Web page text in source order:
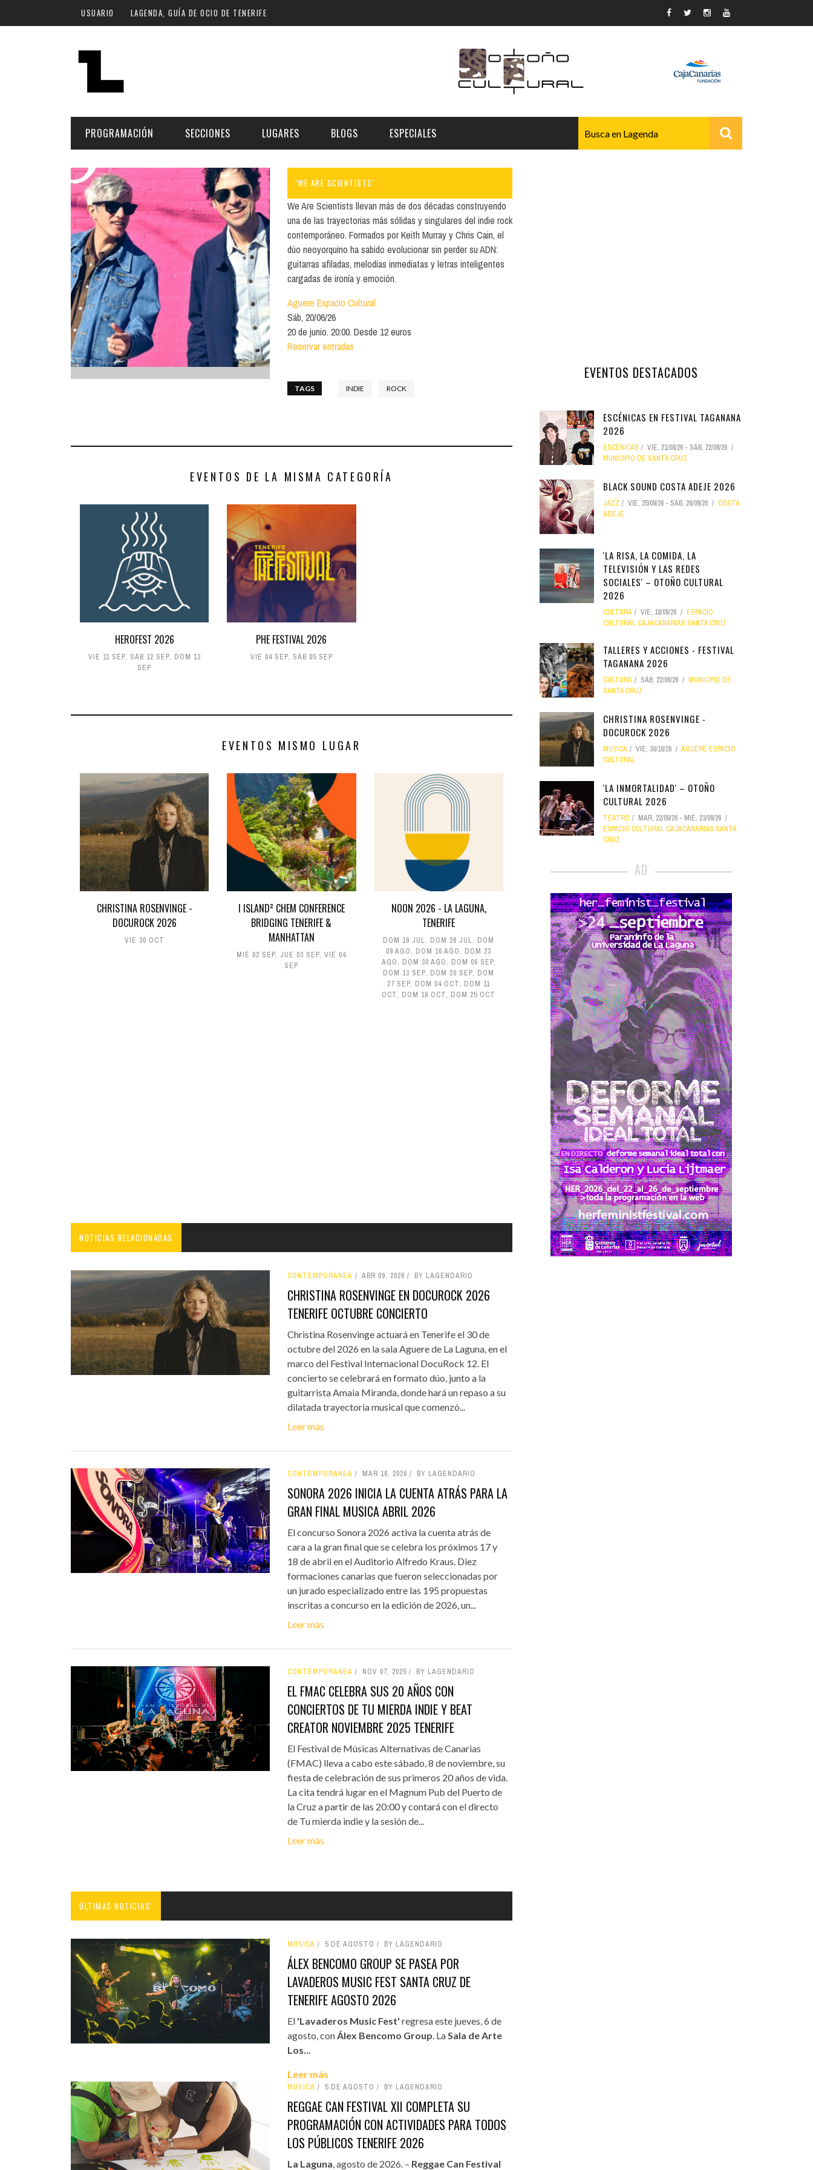
Pasar al contenido principal
USUARIO LAGENDA, GUÍA DE OCIO DE TENERIFE
PROGRAMACIÓN
FECHA
Hoy
Plan Finde
LUGAR
Norte
Santa Cruz | La Laguna
Islas
Cultura
Deporte y Naturaleza
SECCIONES
MÚSICA
ESCÉNICAS
CULTURA
GASTRONOMÍA
INFANTIL
LUGARES
ARTE | MUSEOS
SALAS Y AUDITORIOS
ESPACIOS CULTURALES
NOCHE
LOCALES CON ACTUACIONES
COMERCIO
GASTRO
FORMATIVO
BLOGS ESPECIALES
FESTIVAL TAGANANA 2026
TENERIFE PHE FESTIVAL 2026
XXVII VERANO DE CUENTO
'WE ARE SCIENTISTS'
We Are Scientists llevan más de dos décadas construyendo
una de las trayectorias más sólidas y singulares del indie rock
contemporáneo. Formados por Keith Murray y Chris Cain, el
dúo neoyorquino ha sabido evolucionar sin perder su ADN:
guitarras afiladas, melodías inmediatas y letras inteligentes
cargadas de ironía y emoción.
Aguere Espacio Cultural
Sáb, 20/06/26
20 de junio. 20:00. Desde 12 euros
Reservar entradas
TAGS INDIE ROCK
EVENTOS DE LA MISMA CATEGORÍA
HEROFEST 2026
VIE 11 SEP, SÁB 12 SEP, DOM 13
SEP
PHE FESTIVAL 2026
VIE 04 SEP, SÁB 05 SEP
EVENTOS MISMO LUGAR
CHRISTINA ROSENVINGE -
DOCUROCK 2026
VIE 30 OCT
I ISLAND² CHEM CONFERENCE
BRIDGING TENERIFE &
MANHATTAN
MIÉ 02 SEP, JUE 03 SEP,VIE 04
SEP
NOON 2026 - LA LAGUNA,
TENERIFE
DOM 19 JUL, DOM 26 JUL, DOM
09 AGO, DOM 16 AGO, DOM 23
AGO, DOM 30 AGO, DOM 06 SEP,
DOM 13 SEP, DOM 20 SEP, DOM
27 SEP, DOM 04 OCT, DOM 11
OCT, DOM 18 OCT, DOM 25 OCT
NOTICIAS RELACIONADAS
CONTEMPORÁNEA ABR 09, 2026 BY LAGENDARIO
CHRISTINA ROSENVINGE EN DOCUROCK 2026
TENERIFE OCTUBRE CONCIERTO
Christina Rosenvinge actuará en Tenerife el 30 de
octubre del 2026 en la sala Aguere de La Laguna, en el
marco del Festival Internacional DocuRock 12. El
concierto se celebrará en formato dúo, junto a la
guitarrista Amaia Miranda, donde hará un repaso a su
dilatada trayectoria musical que comenzó...
Leer más
CONTEMPORÁNEA MAR 18, 2026 BY LAGENDARIO
SONORA 2026 INICIA LA CUENTA ATRÁS PARA LA
GRAN FINAL MUSICA ABRIL 2026
El concurso Sonora 2026 activa la cuenta atrás de
cara a la gran final que se celebra los próximos 17 y
18 de abril en el Auditorio Alfredo Kraus. Diez
formaciones canarias que fueron seleccionadas por
un jurado especializado entre las 195 propuestas
inscritas a concurso en la edición de 2026, un...
Leer más
CONTEMPORÁNEA NOV 07, 2025 BY LAGENDARIO
EL FMAC CELEBRA SUS 20 AÑOS CON
CONCIERTOS DE TU MIERDA INDIE Y BEAT
CREATOR NOVIEMBRE 2025 TENERIFE
El Festival de Músicas Alternativas de Canarias
(FMAC) lleva a cabo este sábado, 8 de noviembre, su
fiesta de celebración de sus primeros 20 años de vida.
La cita tendrá lugar en el Magnum Pub del Puerto de
la Cruz a partir de las 20:00 y contará con el directo
de Tu mierda indie y la sesión de...
Leer más
ÚLTIMAS NOTICIAS'
MÚSICA 5 DE AGOSTO BY LAGENDARIO
ÁLEX BENCOMO GROUP SE PASEA POR
LAVADEROS MUSIC FEST SANTA CRUZ DE
TENERIFE AGOSTO 2026
El 'Lavaderos Music Fest' regresa este jueves, 6 de
agosto, conÁlex Bencomo Group. LaSala de Arte
Los...
Leer más
MÚSICA 5 DE AGOSTO BY LAGENDARIO
REGGAE CAN FESTIVAL XII COMPLETA SU
PROGRAMACIÓN CON ACTIVIDADES PARA TODOS
LOS PÚBLICOS TENERIFE 2026
La Laguna, agosto de 2026. – Reggae Can Festival
EVENTOS DESTACADOS
ESCÉNICAS EN FESTIVAL TAGANANA
2026
ESCÉNICAS VIE, 21/08/26 - SÁB, 22/08/26
MUNICIPIO DE SANTA CRUZ
BLACK SOUND COSTA ADEJE 2026
JAZZ VIE, 25/09/26 - SÁB, 26/09/26
COSTA
ADEJE
'LA RISA, LA COMIDA, LA
TELEVISIÓN Y LAS REDES
SOCIALES' – OTOÑO CULTURAL
2026
CULTURA VIE, 18/09/26
ESPACIO
CULTURAL CAJACANARIAS SANTA CRUZ
TALLERES Y ACCIONES - FESTIVAL
TAGANANA 2026
CULTURA SÁB, 22/08/26
MUNICIPIO DE
SANTA CRUZ
CHRISTINA ROSENVINGE -
DOCUROCK 2026
MÚSICA VIE, 30/10/26
AGUERE ESPACIO
CULTURAL
'LA INMORTALIDAD' – OTOÑO
CULTURAL 2026
TEATRO MAR, 22/09/26 - MIÉ, 23/09/26
ESPACIO CULTURAL CAJACANARIAS SANTA
CRUZ
AD